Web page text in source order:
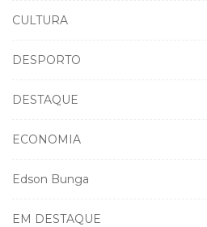
CULTURA
DESPORTO
DESTAQUE
ECONOMIA
Edson Bunga
EM DESTAQUE